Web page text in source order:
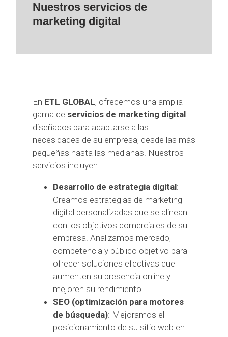
Nuestros servicios de
marketing digital
En ETL GLOBAL, ofrecemos una amplia
gama de servicios de marketing digital
diseñados para adaptarse a las
necesidades de su empresa, desde las más
pequeñas hasta las medianas. Nuestros
servicios incluyen:
Desarrollo de estrategia digital:
Creamos estrategias de marketing
digital personalizadas que se alinean
con los objetivos comerciales de su
empresa. Analizamos mercado,
competencia y público objetivo para
ofrecer soluciones efectivas que
aumenten su presencia online y
mejoren su rendimiento.
SEO (optimización para motores
de búsqueda): Mejoramos el
posicionamiento de su sitio web en